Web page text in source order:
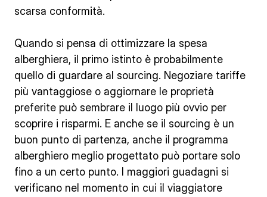
scarsa conformità.
Quando si pensa di ottimizzare la spesa
alberghiera, il primo istinto è probabilmente
quello di guardare al sourcing. Negoziare tariffe
più vantaggiose o aggiornare le proprietà
preferite può sembrare il luogo più ovvio per
scoprire i risparmi. E anche se il sourcing è un
buon punto di partenza, anche il programma
alberghiero meglio progettato può portare solo
fino a un certo punto. I maggiori guadagni si
verificano nel momento in cui il viaggiatore